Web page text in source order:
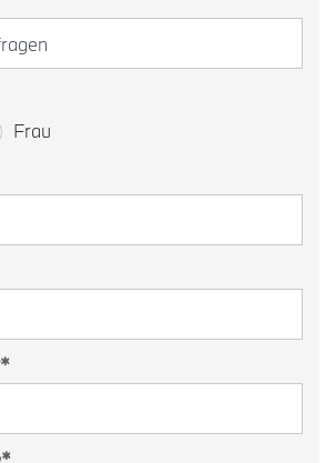
Frau
*
*